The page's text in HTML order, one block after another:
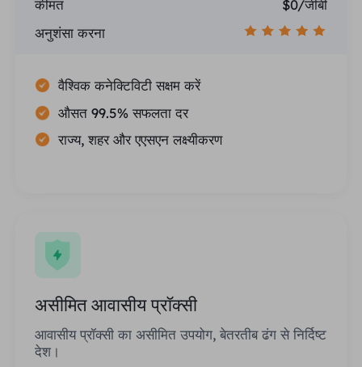
कीमत
$0/जीबी
अनुशंसा करना
वैश्विक कनेक्टिविटी सक्षम करें
औसत 99.5% सफलता दर
राज्य, शहर और एएसएन लक्ष्यीकरण
असीमित आवासीय प्रॉक्सी
आवासीय प्रॉक्सी का असीमित उपयोग, बेतरतीब ढंग से निर्दिष्ट
देश।